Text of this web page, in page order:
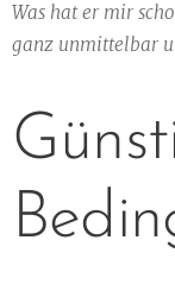
Was hat er mir
ganz unmittelbar